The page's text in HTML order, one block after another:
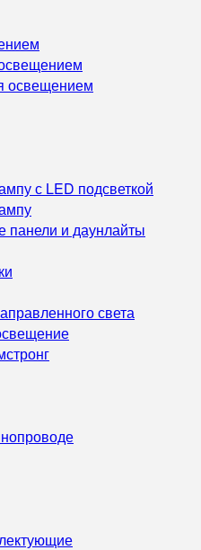
освещением
с LED подсветкой
панели и даунлайты
света